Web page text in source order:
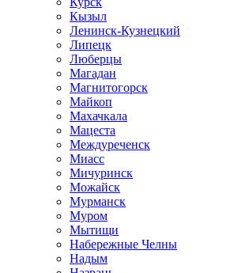
Кызыл
Ленинск-Кузнецкий
Липецк
Люберцы
Магадан
Магнитогорск
Майкоп
Махачкала
Мацеста
Междуреченск
Миасс
Мичуринск
Можайск
Мурманск
Муром
Мытищи
Набережные Челны
Надым